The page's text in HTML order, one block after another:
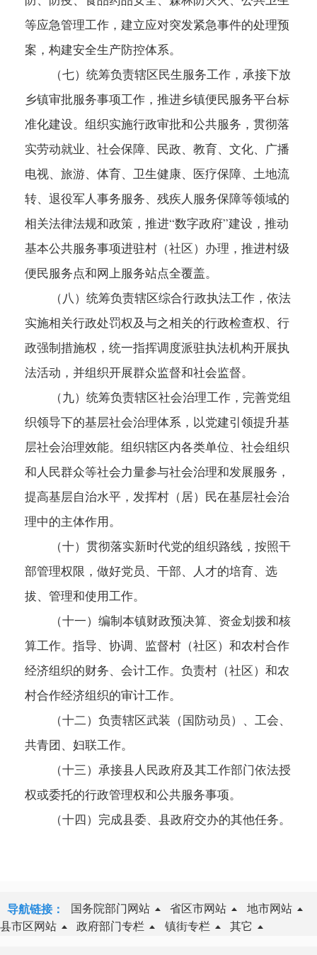
等应急管理工作，建立应对突发紧急事件的处理预
案，构建安全生产防控体系。
（七）统筹负责辖区民生服务工作，承接下放
乡镇审批服务事项工作，推进乡镇便民服务平台标
准化建设。组织实施行政审批和公共服务，贯彻落
实劳动就业、社会保障、民政、教育、文化、广播
电视、旅游、体育、卫生健康、医疗保障、土地流
转、退役军人事务服务、残疾人服务保障等领域的
相关法律法规和政策，推进“数字政府”建设，推动
基本公共服务事项进驻村（社区）办理，推进村级
便民服务点和网上服务站点全覆盖。
（八）统筹负责辖区综合行政执法工作，依法
实施相关行政处罚权及与之相关的行政检查权、行
政强制措施权，统一指挥调度派驻执法机构开展执
法活动，并组织开展群众监督和社会监督。
（九）统筹负责辖区社会治理工作，完善党组
织领导下的基层社会治理体系，以党建引领提升基
层社会治理效能。组织辖区内各类单位、社会组织
和人民群众等社会力量参与社会治理和发展服务，
提高基层自治水平，发挥村（居）民在基层社会治
理中的主体作用。
（十）贯彻落实新时代党的组织路线，按照干
部管理权限，做好党员、干部、人才的培育、选
拔、管理和使用工作。
（十一）编制本镇财政预决算、资金划拨和核
算工作。指导、协调、监督村（社区）和农村合作
经济组织的财务、会计工作。负责村（社区）和农
村合作经济组织的审计工作。
（十二）负责辖区武装（国防动员）、工会、
共青团、妇联工作。
（十三）承接县人民政府及其工作部门依法授
权或委托的行政管理权和公共服务事项。
（十四）完成县委、县政府交办的其他任务。
导航链接： 国务院部门网站 省区市网站
地市网站
县市区网站
政府部门专栏 镇街专栏 其它